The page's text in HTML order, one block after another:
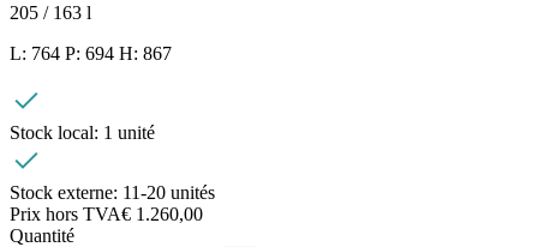
205 / 163 l
L: 764 P: 694 H: 867
Stock local: 1 unité
Stock externe: 11-20 unités
Prix hors TVA€ 1.260,00
Quantité